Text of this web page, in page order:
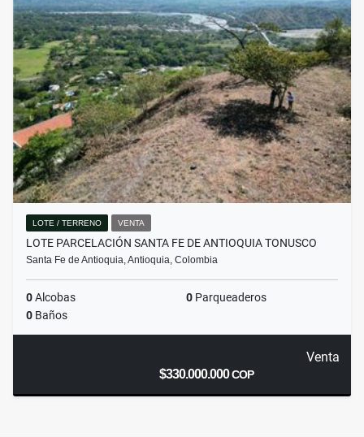
LOTE / TERRENO VENTA
LOTE PARCELACIÓN SANTA FE DE ANTIOQUIA TONUSCO
Santa Fe de Antioquia, Antioquia, Colombia
0Alcobas 0 Parqueaderos
0 Baños
Venta
$330.000.000COP